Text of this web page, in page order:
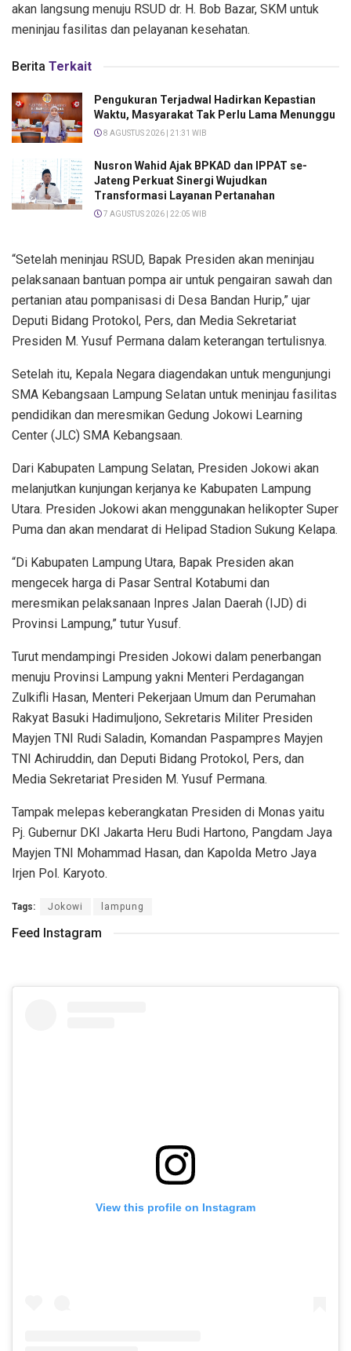
akan langsung menuju RSUD dr. H. Bob Bazar, SKM untuk
meninjau fasilitas dan pelayanan kesehatan.
Berita Terkait
Pengukuran Terjadwal Hadirkan Kepastian
Waktu, Masyarakat Tak Perlu Lama Menunggu
8 AGUSTUS 2026 | 21:31 WIB
Nusron Wahid Ajak BPKAD dan IPPAT se-
Jateng Perkuat Sinergi Wujudkan
Transformasi Layanan Pertanahan
7 AGUSTUS 2026 | 22:05 WIB
“Setelah meninjau RSUD, Bapak Presiden akan meninjau
pelaksanaan bantuan pompa air untuk pengairan sawah dan
pertanian atau pompanisasi di Desa Bandan Hurip,” ujar
Deputi Bidang Protokol, Pers, dan Media Sekretariat
Presiden M. Yusuf Permana dalam keterangan tertulisnya.
Setelah itu, Kepala Negara diagendakan untuk mengunjungi
SMA Kebangsaan Lampung Selatan untuk meninjau fasilitas
pendidikan dan meresmikan Gedung Jokowi Learning
Center (JLC) SMA Kebangsaan.
Dari Kabupaten Lampung Selatan, Presiden Jokowi akan
melanjutkan kunjungan kerjanya ke Kabupaten Lampung
Utara. Presiden Jokowi akan menggunakan helikopter Super
Puma dan akan mendarat di Helipad Stadion Sukung Kelapa.
“Di Kabupaten Lampung Utara, Bapak Presiden akan
mengecek harga di Pasar Sentral Kotabumi dan
meresmikan pelaksanaan Inpres Jalan Daerah (IJD) di
Provinsi Lampung,” tutur Yusuf.
Turut mendampingi Presiden Jokowi dalam penerbangan
menuju Provinsi Lampung yakni Menteri Perdagangan
Zulkifli Hasan, Menteri Pekerjaan Umum dan Perumahan
Rakyat Basuki Hadimuljono, Sekretaris Militer Presiden
Mayjen TNI Rudi Saladin, Komandan Paspampres Mayjen
TNI Achiruddin, dan Deputi Bidang Protokol, Pers, dan
Media Sekretariat Presiden M. Yusuf Permana.
Tampak melepas keberangkatan Presiden di Monas yaitu
Pj. Gubernur DKI Jakarta Heru Budi Hartono, Pangdam Jaya
Mayjen TNI Mohammad Hasan, dan Kapolda Metro Jaya
Irjen Pol. Karyoto.
Tags: Jokowi lampung
Feed Instagram
View this profile on Instagram